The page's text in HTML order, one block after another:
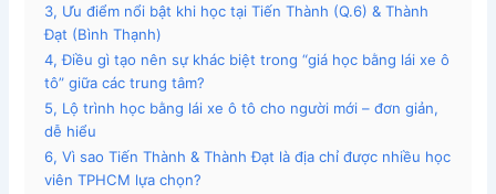
3, Ưu điểm nổi bật khi học tại Tiến Thành (Q.6) & Thành
Đạt (Bình Thạnh)
4, Điều gì tạo nên sự khác biệt trong “giá học bằng lái xe ô
tô” giữa các trung tâm?
5, Lộ trình học bằng lái xe ô tô cho người mới – đơn giản,
dễ hiểu
6, Vì sao Tiến Thành & Thành Đạt là địa chỉ được nhiều học
viên TPHCM lựa chọn?